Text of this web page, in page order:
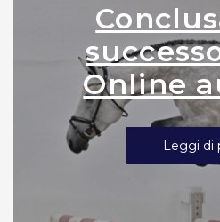
Online
Leggi di